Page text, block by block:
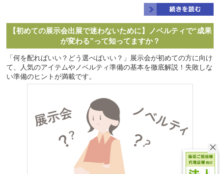
【初めての展示会出展で迷わないために】ノベルティで“成果
が変わる”って知ってますか？
「何を配ればいい？どう選べばいい？」展示会が初めての方に向け
て、人気のアイテムやノベルティ準備の基本を徹底解説！失敗しな
い準備のヒントが満載です。